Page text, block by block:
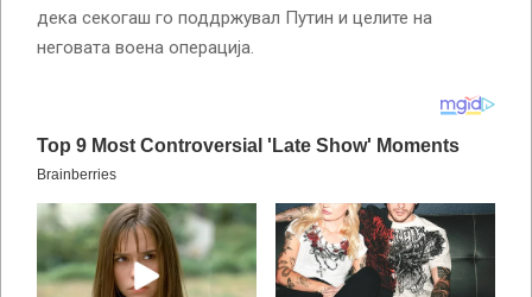
дека секогаш го поддржувал Путин и целите на
неговата воена операција.